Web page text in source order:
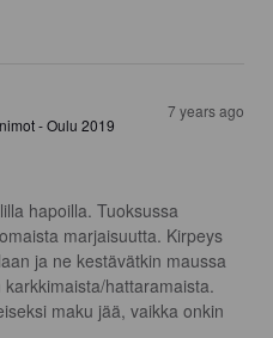
- Oulu 2019
7 years ago
hapoilla. Tuoksussa
marjaisuutta. Kirpeys
ja ne kestävätkin maussa
hattaramaista.
maku jää, vaikka onkin